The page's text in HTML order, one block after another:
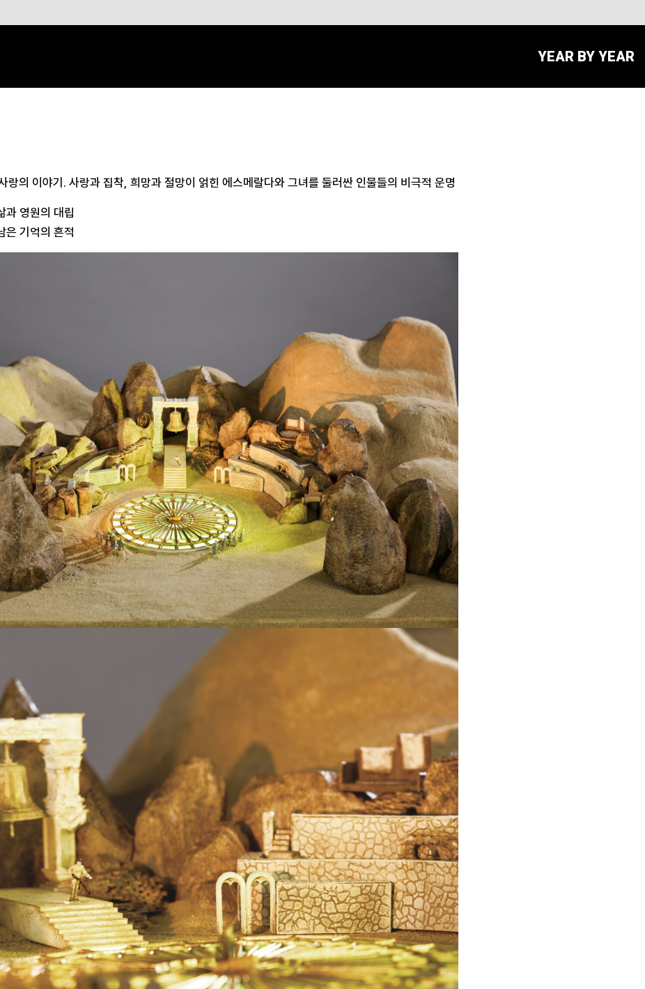
YEAR BY YEAR
랑의 이야기. 사랑과 집착, 희망과 절망이 얽힌 에스메랄다와 그녀를 둘러싼 인물들의 비극적 운명
과 영원의 대립
은 기억의 흔적